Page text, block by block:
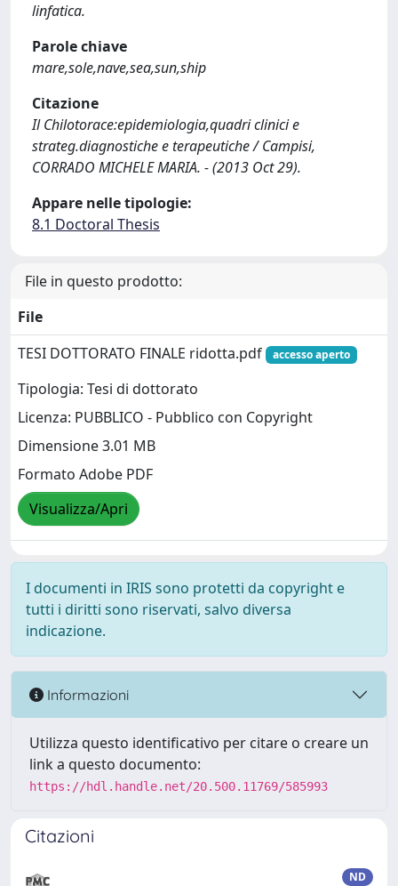
linfatica.
Parole chiave
mare,sole,nave,sea,sun,ship
Citazione
Il Chilotorace:epidemiologia,quadri clinici e
strateg.diagnostiche e terapeutiche / Campisi,
CORRADO MICHELE MARIA. - (2013 Oct 29).
Appare nelle tipologie:
8.1 Doctoral Thesis
File in questo prodotto:
File
TESI DOTTORATO FINALE ridotta.pdf
accesso aperto
Tipologia: Tesi di dottorato
Licenza: PUBBLICO - Pubblico con Copyright
Dimensione 3.01 MB
Formato Adobe PDF
Visualizza/Apri
I documenti in IRIS sono protetti da copyright e
tutti i diritti sono riservati, salvo diversa
indicazione.
Informazioni
Utilizza questo identificativo per citare o creare un
link a questo documento:
https://hdl.handle.net/20.500.11769/585993
Citazioni
ND